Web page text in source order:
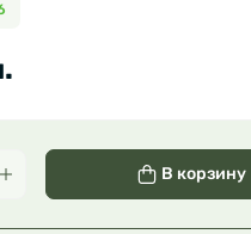
В корзину